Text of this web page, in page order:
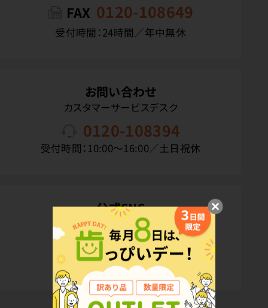
FAX 0120-108649
受付時間：24時間／年中無休
お問い合わせ
カスタマーサービスデスク
0120-108394
受付時間：10:00〜16:00／土日祝休
公式SNS